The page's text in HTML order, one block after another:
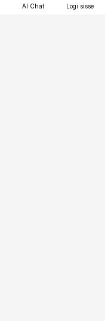
AI Chat Logi sisse